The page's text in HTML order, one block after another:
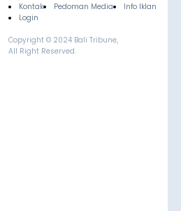
Footer
Kontak
Pedoman Media
Info Iklan
Login
Copyright © 2024 Bali Tribune,
All Right Reserved.